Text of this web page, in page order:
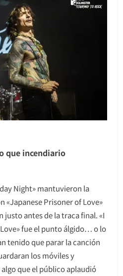
que incendiario
Night» mantuvieron la
«Japanese Prisoner of Love»
justo antes de la traca final. «I
fue el punto álgido… o lo
tenido que parar la canción
los móviles y
que el público aplaudió